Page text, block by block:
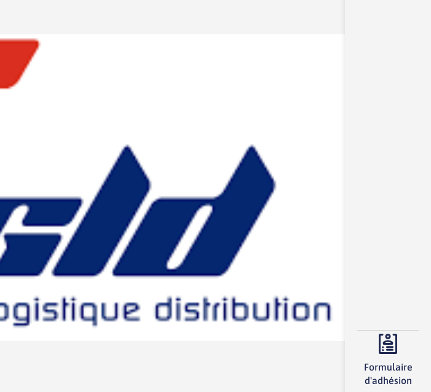
Formulaire
d'adhésion